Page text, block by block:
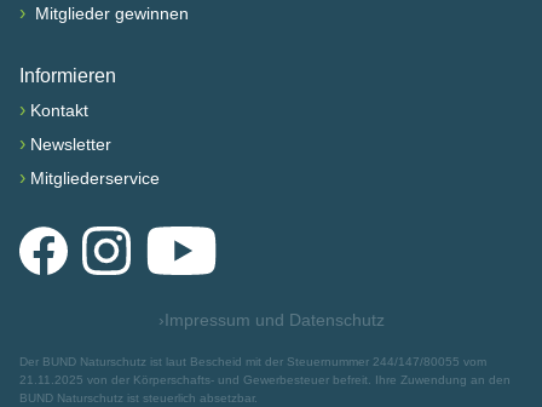
› Mitglieder gewinnen
Informieren
› Kontakt
› Newsletter
› Mitgliederservice
FacebookInstagramYouTube
›Impressum und Datenschutz
Der BUND Naturschutz ist laut Bescheid mit der Steuernummer 244/147/80055 vom
21.11.2025 von der Körperschafts- und Gewerbesteuer befreit. Ihre Zuwendung an den
BUND Naturschutz ist steuerlich absetzbar.